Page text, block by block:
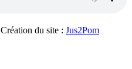
du site : Jus2Pom